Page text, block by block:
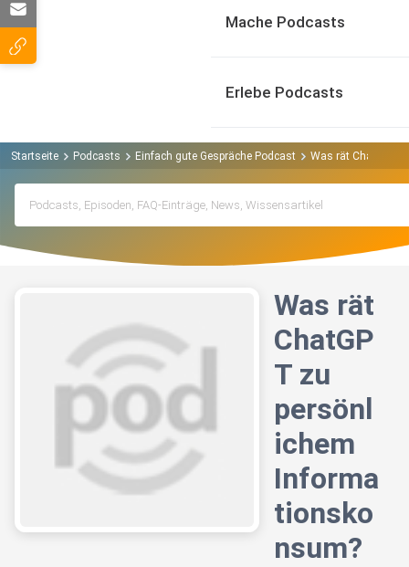
Mache Podcasts
Erlebe Podcasts
Startseite Podcasts Einfach gute Gespräche Podcast Was rät ChatGPT
Was rät
ChatGP
T zu
persönl
ichem
Informa
tionsko
nsum?